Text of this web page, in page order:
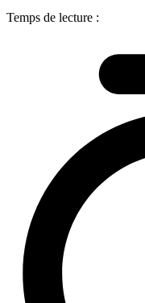
Temps de lecture :